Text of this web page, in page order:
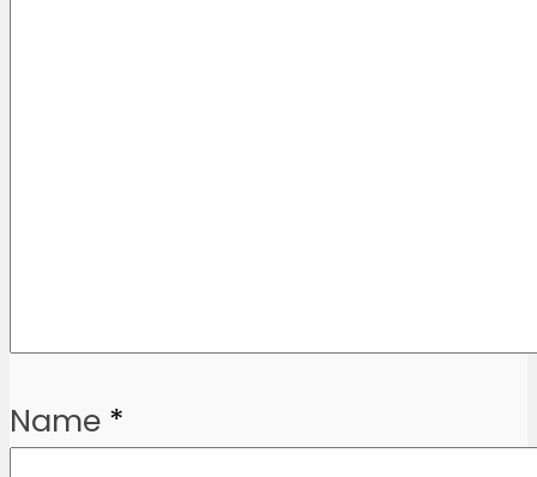
Name *